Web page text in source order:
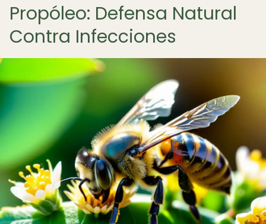
Propóleo: Defensa Natural
Contra Infecciones